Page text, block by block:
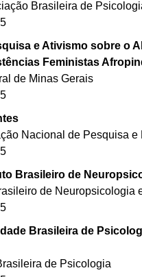
Brasileira de
e Ativismo sobre o
Feministas
de Minas Gerais
Nacional de Pesquisa
Brasileiro de
de Neuropsicologia
Brasileira de
de Psicologia